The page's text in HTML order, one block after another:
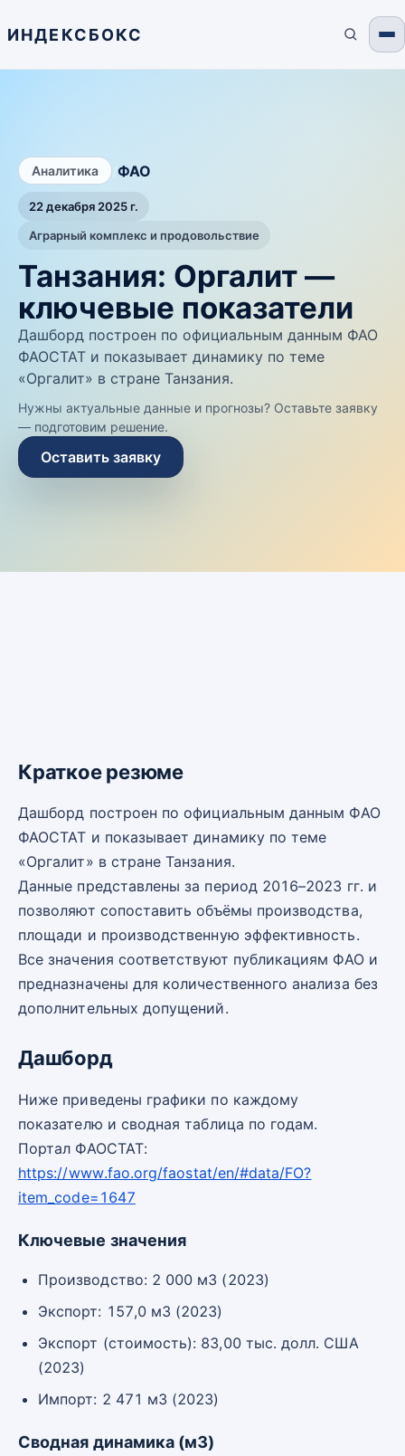
ИНДЕКСБОКС
Аналитика ФАО
22 декабря 2025 г.
Аграрный комплекс и продовольствие
Танзания: Оргалит —
ключевые показатели
Дашборд построен по официальным данным ФАО
ФАОСТАТ и показывает динамику по теме
«Оргалит» в стране Танзания.
Нужны актуальные данные и прогнозы? Оставьте заявку
— подготовим решение.
Оставить заявку
Краткое резюме
Дашборд построен по официальным данным ФАО
ФАОСТАТ и показывает динамику по теме
«Оргалит» в стране Танзания.
Данные представлены за период 2016–2023 гг. и
позволяют сопоставить объёмы производства,
площади и производственную эффективность.
Все значения соответствуют публикациям ФАО и
предназначены для количественного анализа без
дополнительных допущений.
Дашборд
Ниже приведены графики по каждому
показателю и сводная таблица по годам.
Портал ФАОСТАТ:
https://www.fao.org/faostat/en/#data/FO?
item_code=1647
Ключевые значения
Производство: 2 000 м3 (2023)
Экспорт: 157,0 м3 (2023)
Экспорт (стоимость): 83,00 тыс. долл. США
(2023)
Импорт: 2 471 м3 (2023)
Сводная динамика (м3)